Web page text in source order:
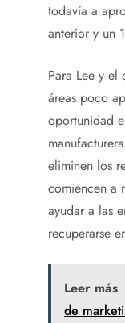
todavía a
anterior y un
Para Lee y el
áreas poco
oportunidad
eliminen los
comiencen a
ayudar a las
recuperarse
Leer más
de